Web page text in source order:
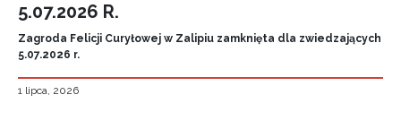
5.07.2026 R.
Zagroda Felicji Curyłowej w Zalipiu zamknięta dla zwiedzających
5.07.2026 r.
1 lipca, 2026